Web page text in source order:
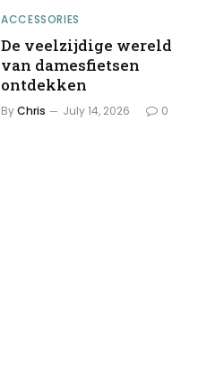
ACCESSORIES
De veelzijdige wereld
van damesfietsen
ontdekken
ByChris July 14, 2026 0